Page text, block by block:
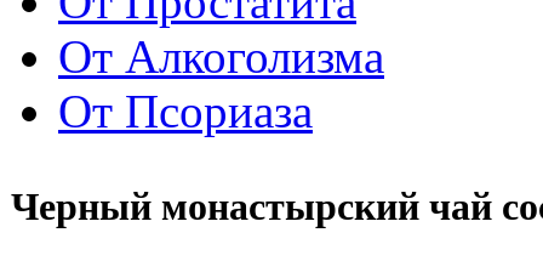
От Алкоголизма
От Псориаза
Черный монастырский чай